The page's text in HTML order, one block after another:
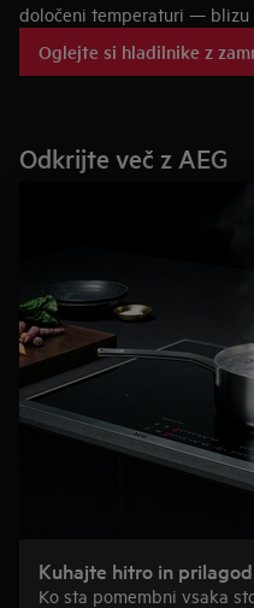
določeni temperaturi —
zamrzovalnikom imajo prav
ki sestavine ohranja na
Oglejte si hladilnike z
Odkrijte več z AEG
Kuhajte hitro in
Ko sta pomembni vsaka